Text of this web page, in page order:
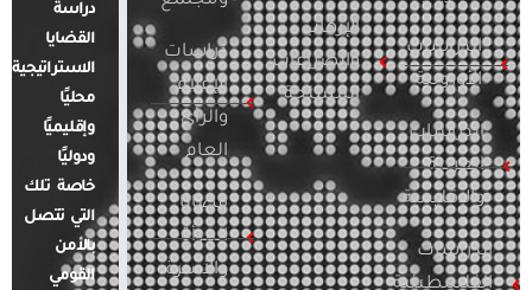
الدراسات
الأوروبية
الدراسات
العربية
والإقليمية
الدراسات
الفلسطينية
الإرهاب
والصراعات
المسلحة
دراسات
الإعلام
والرأي
العام
قضايا
المرأة
والأسرة
دراسة
القضايا
الاستراتيجية
محليًا
وإقليميًا
ودوليًا
خاصة تلك
التي تتصل
بالأمن
القومي